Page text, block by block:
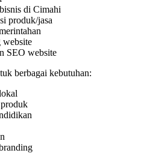
di Cimahi
produk/jasa
website
SEO website
berbagai kebutuhan: